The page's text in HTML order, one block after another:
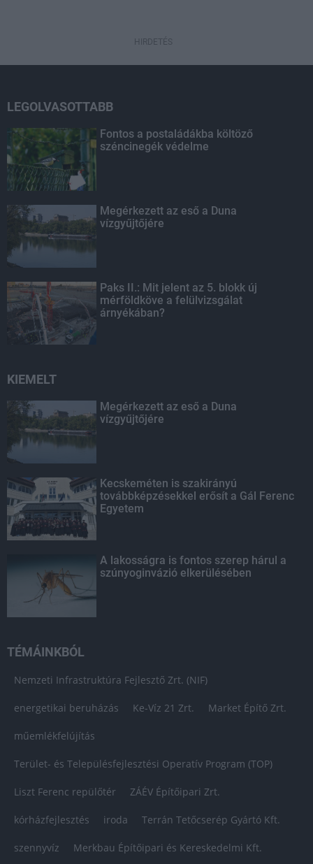
HIRDETÉS
LEGOLVASOTTABB
Fontos a postaládákba költöző
széncinegék védelme
Megérkezett az eső a Duna
vízgyűjtőjére
Paks II.: Mit jelent az 5. blokk új
mérföldköve a felülvizsgálat
árnyékában?
KIEMELT
Megérkezett az eső a Duna
vízgyűjtőjére
Kecskeméten is szakirányú
továbbképzésekkel erősít a Gál Ferenc
Egyetem
A lakosságra is fontos szerep hárul a
szúnyoginvázió elkerülésében
TÉMÁINKBÓL
Nemzeti Infrastruktúra Fejlesztő Zrt. (NIF)
energetikai beruházás Ke-Víz 21 Zrt. Market Építő Zrt.
műemlékfelújítás
Terület- és Településfejlesztési Operatív Program (TOP)
Liszt Ferenc repülőtér ZÁÉV Építőipari Zrt.
kórházfejlesztés iroda Terrán Tetőcserép Gyártó Kft.
szennyvíz Merkbau Építőipari és Kereskedelmi Kft.